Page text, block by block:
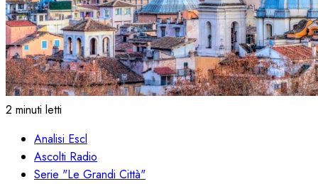
2 minuti letti
Analisi Escl
Ascolti Radio
Serie "Le Grandi Città"